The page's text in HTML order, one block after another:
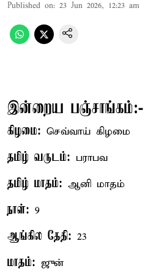
Published on: 23 Jun 2026, 12:23 am
இன்றைய பஞ்சாங்கம்:-
கிழமை: செவ்வாய் கிழமை
தமிழ் வருடம்: பராபவ
தமிழ் மாதம்: ஆனி மாதம்
நாள்: 9
ஆங்கில தேதி: 23
மாதம்: ஜுன்